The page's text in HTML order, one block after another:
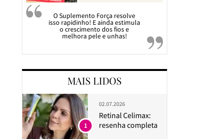
O Suplemento Força resolve
isso rapidinho! E ainda estimula
o crescimento dos fios e
melhora pele e unhas!
MAIS LIDOS
02.07.2026
Retinal Celimax:
resenha completa
1